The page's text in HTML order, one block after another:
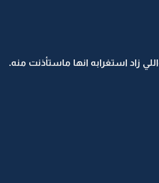
زاد استغرابه انها ماستأذنت منه.